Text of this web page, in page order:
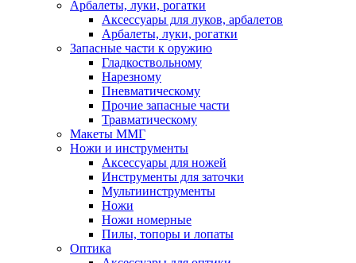
Арбалеты, луки, рогатки
Аксессуары для луков, арбалетов
Арбалеты, луки, рогатки
Запасные части к оружию
Гладкоствольному
Нарезному
Пневматическому
Прочие запасные части
Травматическому
Макеты ММГ
Ножи и инструменты
Аксессуары для ножей
Инструменты для заточки
Мультиинструменты
Ножи
Ножи номерные
Пилы, топоры и лопаты
Оптика